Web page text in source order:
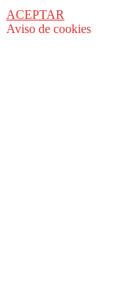
ACEPTAR
Aviso de cookies